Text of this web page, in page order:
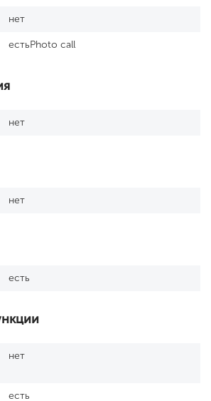
нет
естьPhoto call
нет
нет
есть
нет
есть